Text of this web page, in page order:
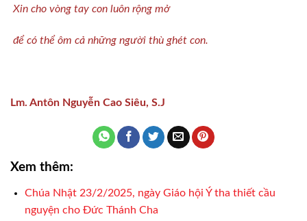
Xin cho vòng tay con luôn rộng mở
để có thể ôm cả những người thù ghét con.
Lm. Antôn Nguyễn Cao Siêu, S.J
Xem thêm:
Chúa Nhật 23/2/2025, ngày Giáo hội Ý tha thiết cầu
nguyện cho Đức Thánh Cha